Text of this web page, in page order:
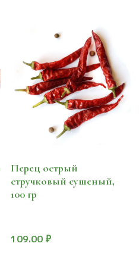
Перец острый
стручковый сушеный,
100 гр
109.00₽